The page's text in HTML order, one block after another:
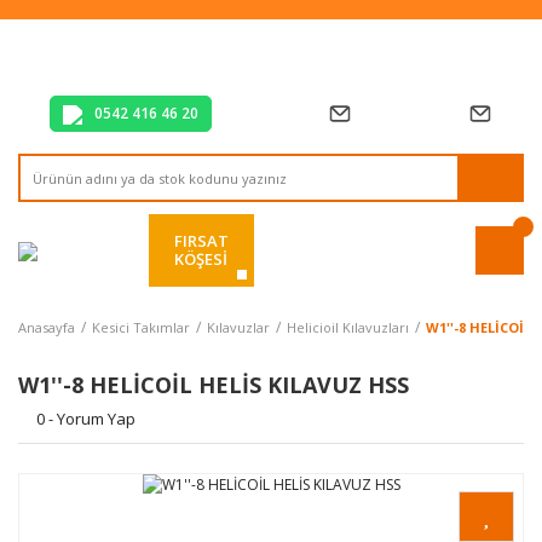
Tüm Alışverişlerde Vade Farksız 2 Taksit!
0542 416 46 20
FIRSAT
KÖŞESİ
Anasayfa Kesici Takımlar Kılavuzlar Helicioil Kılavuzları W1''-8 HELİCOİL
W1''-8 HELİCOİL HELİS KILAVUZ HSS
0 - Yorum Yap